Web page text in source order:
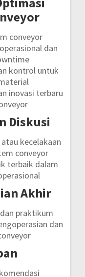
conveyor
dan
kontrol untuk
inovasi terbaru
Diskusi
kecelakaan
conveyor
terbaik dalam
Akhir
praktikum
dan